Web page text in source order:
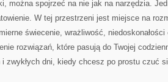
można spojrzeć na nie jak na narzędzia.
W tej przestrzeni jest miejsce na
świecenie, wrażliwość,
rozwiązań, które pasują do Twojej
i zwykłych dni, kiedy chcesz po prostu czuć